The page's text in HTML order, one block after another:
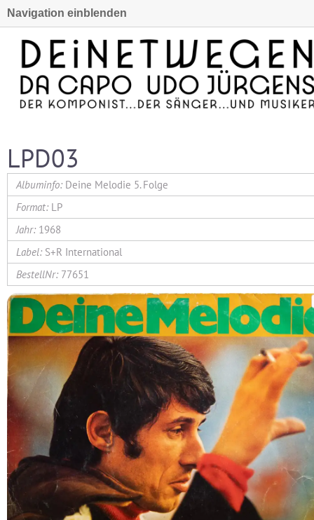
Navigation einblenden
LPD03
Deine Melodie 5. Folge
LP
1968
S+R International
77651